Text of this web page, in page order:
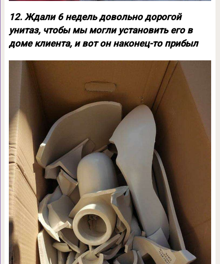
12. Ждали 6 недель довольно дорогой
унитаз, чтобы мы могли установить его в
доме клиента, и вот он наконец-то прибыл